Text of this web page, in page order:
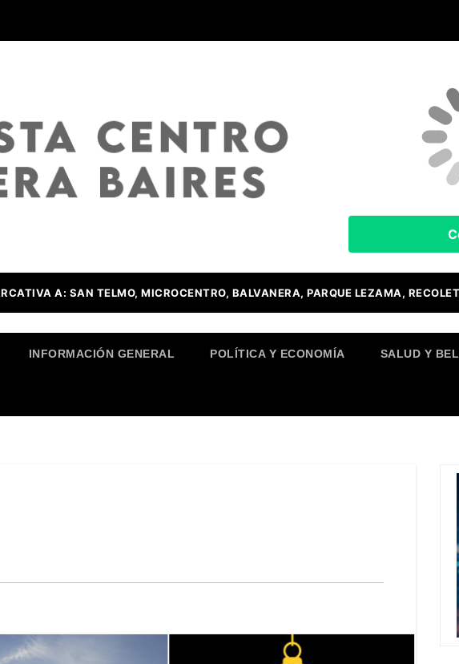
A: SAN TELMO, MICROCENTRO, BALVANERA, PARQUE LEZAMA,
INFORMACIÓN GENERAL POLÍTICA Y ECONOMÍA SALUD Y